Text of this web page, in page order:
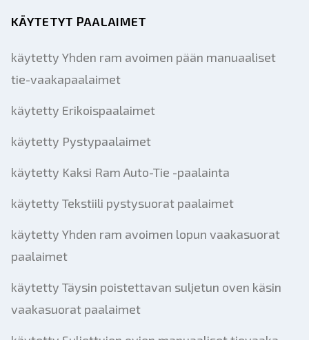
KÄYTETYT PAALAIMET
käytetty Yhden ram avoimen pään manuaaliset
tie-vaakapaalaimet
käytetty Erikoispaalaimet
käytetty Pystypaalaimet
käytetty Kaksi Ram Auto-Tie -paalainta
käytetty Tekstiili pystysuorat paalaimet
käytetty Yhden ram avoimen lopun vaakasuorat
paalaimet
käytetty Täysin poistettavan suljetun oven käsin
vaakasuorat paalaimet